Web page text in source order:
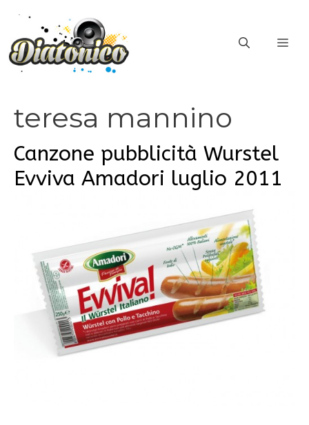
contenuto
teresa mannino
Canzone pubblicità Wurstel
Evviva Amadori luglio 2011